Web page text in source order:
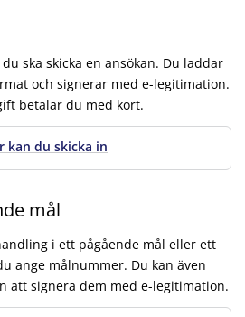
ska skicka en ansökan. Du laddar
och signerar med e-legitimation.
betalar du med kort.
kan du skicka in
mål
i ett pågående mål eller ett
ange målnummer. Du kan även
att signera dem med e-legitimation.